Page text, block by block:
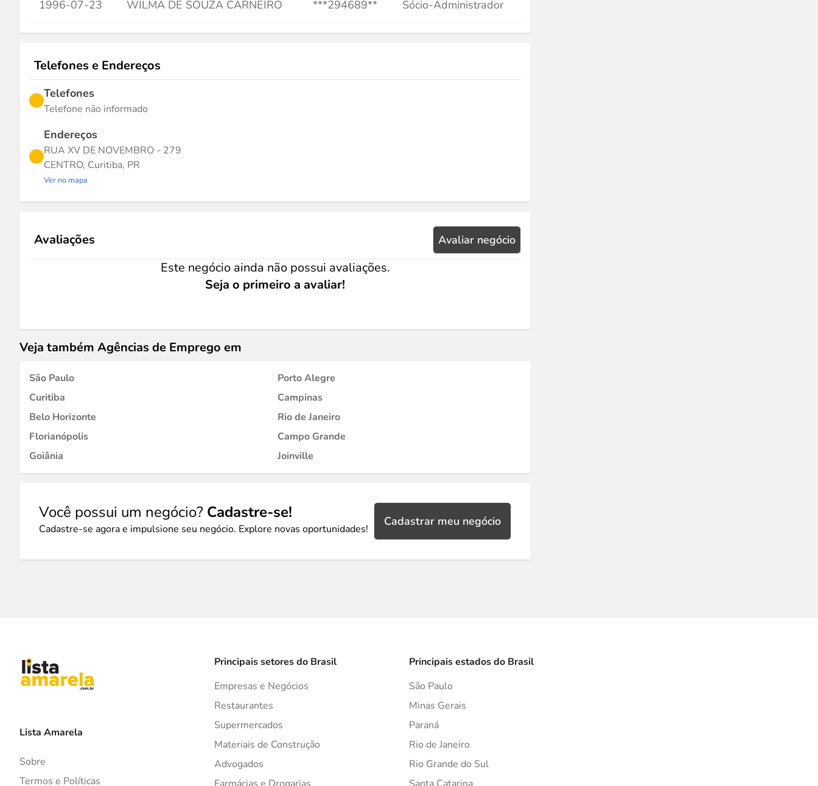
1996-07-23 WILMA DE SOUZA CARNEIRO ***294689** Sócio-Administrador
Telefones e Endereços
Telefones
Telefone não informado
Endereços
RUA XV DE NOVEMBRO - 279
CENTRO, Curitiba, PR
Ver no mapa
Avaliações Avaliar negócio
Este negócio ainda não possui avaliações.
Seja o primeiro a avaliar!
Veja também Agências de Emprego em
São Paulo
Porto Alegre
Curitiba
Campinas
Belo Horizonte
Rio de Janeiro
Florianópolis
Campo Grande
Goiânia
Joinville
Você possui um negócio? Cadastre-se!
Cadastre-se agora e impulsione seu negócio. Explore novas oportunidades!
Cadastrar meu negócio
Lista Amarela
Sobre
Termos e Políticas
Principais setores do Brasil
Empresas e Negócios
Restaurantes
Supermercados
Materiais de Construção
Advogados
Principais estados do Brasil
São Paulo
Minas Gerais
Paraná
Rio de Janeiro
Rio Grande do Sul